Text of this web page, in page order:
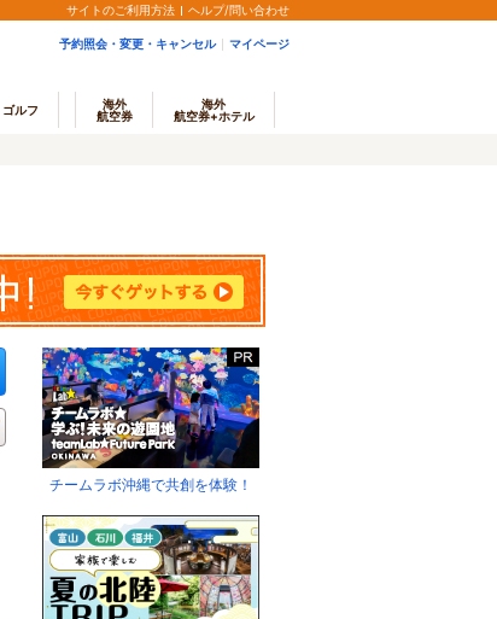
サイトのご利用方法 ヘルプ/問い合わせ
予約照会・変更・キャンセル マイページ
ゴルフ
海外
航空券
海外
航空券+ホテル
チームラボ沖縄で共創を体験！